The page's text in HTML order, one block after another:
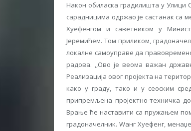
Након обиласка градилишта у
сарадницима одржао је састанак са
Xуефенгом и саветником у
Јеремићем. Том приликом,
локалне самоуправе да
радова. ,,Ово је веома важан
Реализација овог пројекта на
како у граду, тако и у сеоским
припремљена пројектно-техничка
Врање ће наставити са пружањем
градоначелник. Wанг Xуефенг,